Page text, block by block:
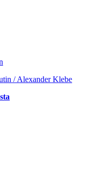
/ Alexander Klebe